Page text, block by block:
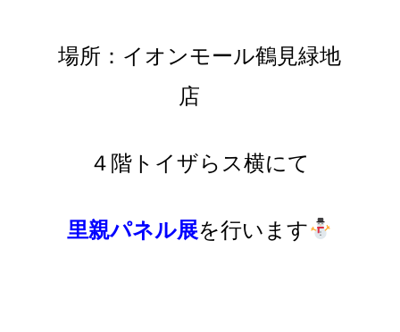
場所：イオンモール鶴見緑地
店
４階トイザらス横にて
里親パネル展を行います